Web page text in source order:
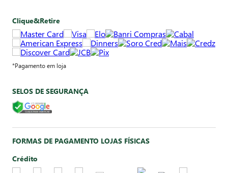
Clique&Retire
*Pagamento em loja
SELOS DE SEGURANÇA
FORMAS DE PAGAMENTO LOJAS FÍSICAS
Crédito